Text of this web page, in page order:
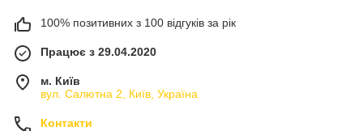
100% позитивних з 100 відгуків за рік
Працює з 29.04.2020
м. Київ
вул. Салютна 2, Київ, Україна
Контакти